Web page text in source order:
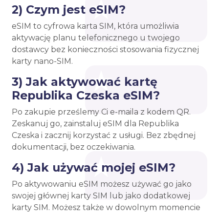
2) Czym jest eSIM?
eSIM to cyfrowa karta SIM, która umożliwia
aktywację planu telefonicznego u twojego
dostawcy bez konieczności stosowania fizycznej
karty nano-SIM.
3) Jak aktywować kartę
Republika Czeska eSIM?
Po zakupie prześlemy Ci e-maila z kodem QR.
Zeskanuj go, zainstaluj eSIM dla Republika
Czeska i zacznij korzystać z usługi. Bez zbędnej
dokumentacji, bez oczekiwania.
4) Jak używać mojej eSIM?
Po aktywowaniu eSIM możesz używać go jako
swojej głównej karty SIM lub jako dodatkowej
karty SIM. Możesz także w dowolnym momencie